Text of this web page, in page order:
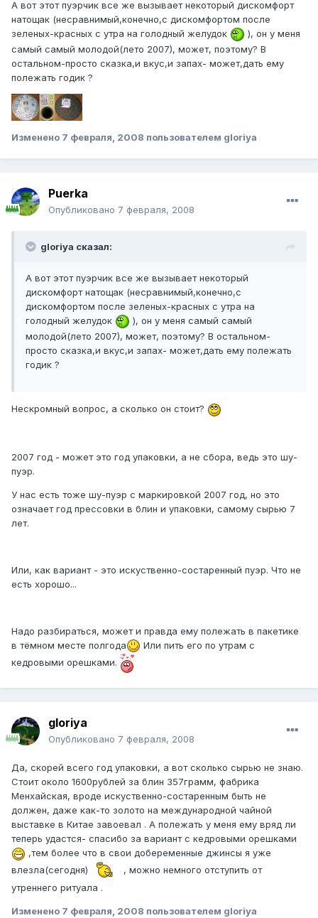
А вот этот пуэрчик все же вызывает некоторый дискомфорт
натощак (несравнимый,конечно,с дискомфортом после
зеленых-красных с утра на голодный желудок
), он у меня
самый самый молодой(лето 2007), может, поэтому? В
остальном-просто сказка,и вкус,и запах- может,дать ему
полежать годик ?
Изменено 7 февраля, 2008 пользователем gloriya
Puerka
Опубликовано 7 февраля, 2008
gloriya сказал:
А вот этот пуэрчик все же вызывает некоторый
дискомфорт натощак (несравнимый,конечно,с
дискомфортом после зеленых-красных с утра на
голодный желудок
), он у меня самый самый
молодой(лето 2007), может, поэтому? В остальном-
просто сказка,и вкус,и запах- может,дать ему полежать
годик ?
Нескромный вопрос, а сколько он стоит?
2007 год - может это год упаковки, а не сбора, ведь это шу-
пуэр.
У нас есть тоже шу-пуэр с маркировкой 2007 год, но это
означает год прессовки в блин и упаковки, самому сырью 7
лет.
Или, как вариант - это искуственно-состаренный пуэр. Что не
есть хорошо...
Надо разбираться, может и правда ему полежать в пакетике
в тёмном месте полгода
Или пить его по утрам с
кедровыми орешками.
gloriya
Опубликовано 7 февраля, 2008
Да, скорей всего год упаковки, а вот сколько сырью не знаю.
Стоит около 1600рублей за блин 357грамм, фабрика
Менхайская, вроде искуственно-состаренным быть не
должен, даже как-то золото на международной чайной
выставке в Китае завоевал . А полежать у меня ему вряд ли
теперь удастся- спасибо за вариант с кедровыми орешками
,тем более что в свои добеременные джинсы я уже
влезла(сегодня)
, можно немного отступить от
утреннего ритуала .
Изменено 7 февраля, 2008 пользователем gloriya